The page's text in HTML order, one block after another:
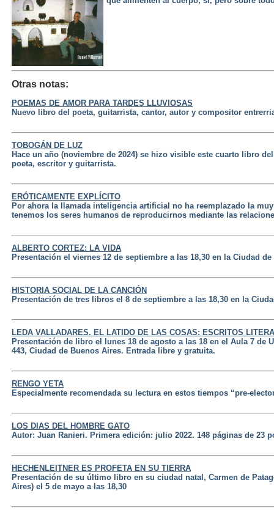
Otras notas:
POEMAS DE AMOR PARA TARDES LLUVIOSAS
Nuevo libro del poeta, guitarrista, cantor, autor y compositor
TOBOGÁN DE LUZ
Hace un año (noviembre de 2024) se hizo visible este cuarto libro
poeta, escritor y guitarrista.
ERÓTICAMENTE EXPLÍCITO
Por ahora la llamada inteligencia artificial no ha reemplazado la
tenemos los seres humanos de reproducirnos mediante las
ALBERTO CORTEZ: LA VIDA
Presentación el viernes 12 de septiembre a las 18,30 en la Ciudad
HISTORIA SOCIAL DE LA CANCIÓN
Presentación de tres libros el 8 de septiembre a las 18,30 en la
LEDA VALLADARES. EL LATIDO DE LAS COSAS: ESCRITOS
Presentación de libro el lunes 18 de agosto a las 18 en el Aula 7 de
443, Ciudad de Buenos Aires. Entrada libre y gratuita.
RENGO YETA
Especialmente recomendada su lectura en estos tiempos “pre-
LOS DIAS DEL HOMBRE GATO
Autor: Juan Ranieri. Primera edición: julio 2022. 148 páginas de 23
HECHENLEITNER ES PROFETA EN SU TIERRA
Presentación de su último libro en su ciudad natal, Carmen de
Aires) el 5 de mayo a las 18,30